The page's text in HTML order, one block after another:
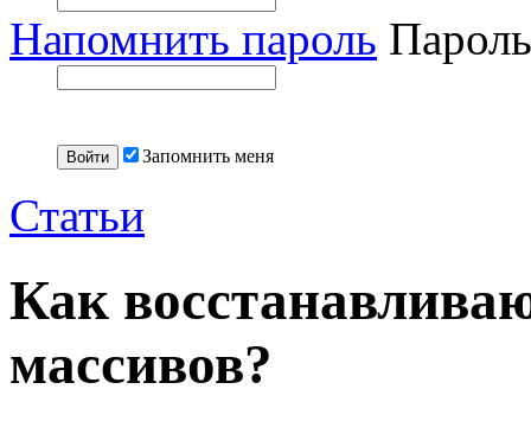
Напомнить пароль
Запомнить меня
Статьи
Как
массивов?